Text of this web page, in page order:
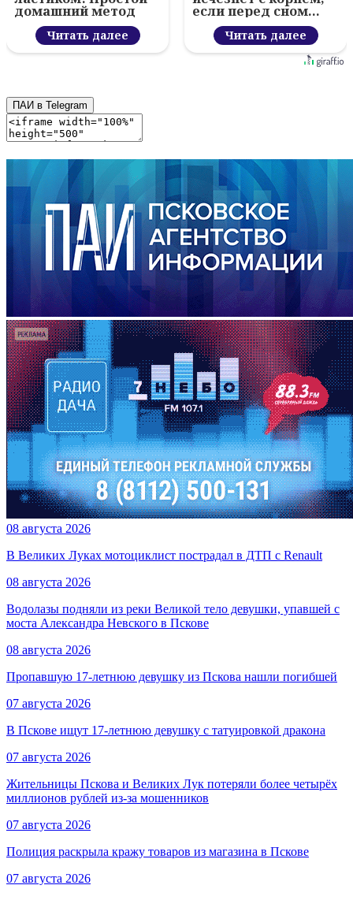
домашний метод
Читать далее
если перед сном…
Читать далее
ПАИ в Telegram
08 августа 2026
В Великих Луках мотоциклист пострадал в ДТП с Renault
08 августа 2026
Водолазы подняли из реки Великой тело девушки, упавшей с
моста Александра Невского в Пскове
08 августа 2026
Пропавшую 17-летнюю девушку из Пскова нашли погибшей
07 августа 2026
В Пскове ищут 17‑летнюю девушку с татуировкой дракона
07 августа 2026
Жительницы Пскова и Великих Лук потеряли более четырёх
миллионов рублей из-за мошенников
07 августа 2026
Полиция раскрыла кражу товаров из магазина в Пскове
07 августа 2026